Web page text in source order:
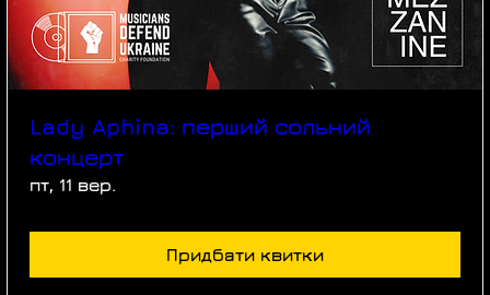
Lady Aphina: перший сольний
концерт
пт, 11 вер.
Придбати квитки